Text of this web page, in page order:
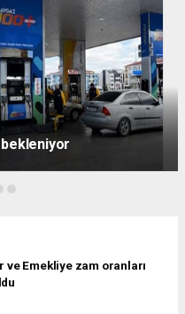
kanun teklifi
ve Emekliye zam oranları